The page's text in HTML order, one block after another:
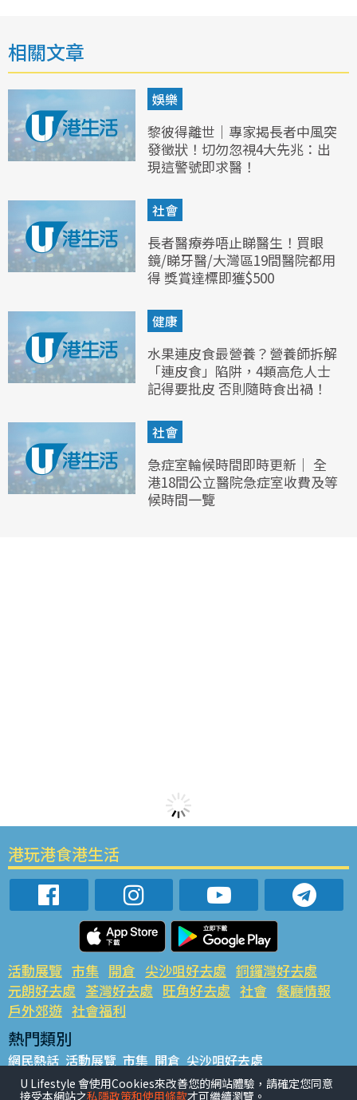
相關文章
娛樂
黎彼得離世｜專家揭長者中風突
發徵狀！切勿忽視4大先兆：出
現這警號即求醫！
社會
長者醫療券唔止睇醫生！買眼
鏡/睇牙醫/大灣區19間醫院都用
得 獎賞達標即獲$500
健康
水果連皮食最營養？營養師拆解
「連皮食」陷阱，4類高危人士
記得要批皮 否則隨時食出禍！
社會
急症室輪候時間即時更新｜ 全
港18間公立醫院急症室收費及等
候時間一覽
港玩港食港生活
活動展覽 市集 開倉 尖沙咀好去處 銅鑼灣好去處
元朗好去處 荃灣好去處 旺角好去處 社會 餐廳情報
戶外郊遊 社會福利
熱門類別
網民熱話 活動展覽 市集 開倉 尖沙咀好去處
銅鑼灣好去處 元朗好去處 荃灣好去處 旺角好去處 社會
U Lifestyle 會使用Cookies來改善您的網站體驗，請確定您同意
接受本網站之私隱政策和使用條款才可繼續瀏覽。